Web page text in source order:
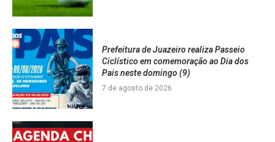
Prefeitura de Juazeiro realiza Passeio
Ciclístico em comemoração ao Dia dos
Pais neste domingo (9)
7 de agosto de 2026